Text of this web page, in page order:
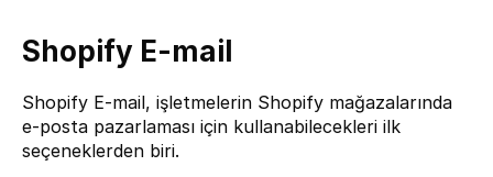
Shopify E-mail
Shopify E-mail, işletmelerin Shopify mağazalarında
e-posta pazarlaması için kullanabilecekleri ilk
seçeneklerden biri.